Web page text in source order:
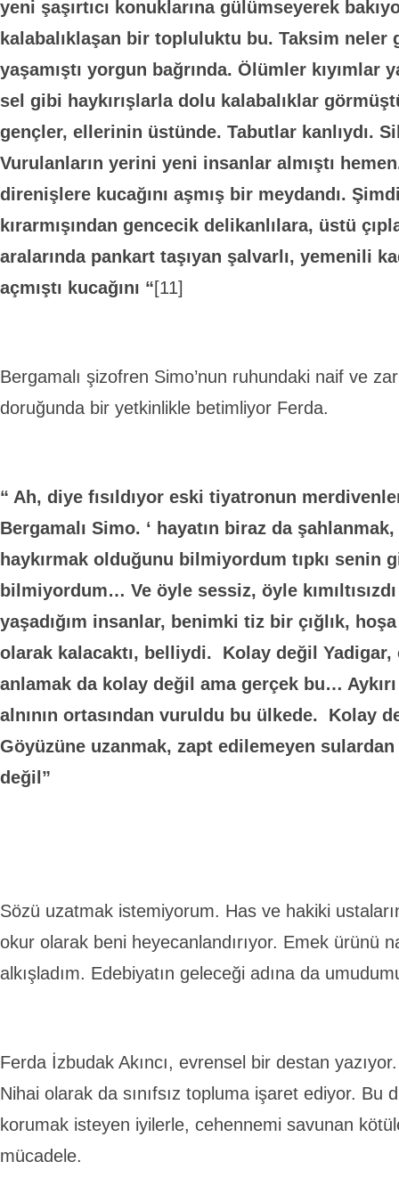
yeni şaşırtıcı konuklarına gülümseyerek
kalabalıklaşan bir topluluktu bu. Taksim neler
yaşamıştı yorgun bağrında. Ölümler kıyımlar
sel gibi haykırışlarla dolu kalabalıklar
gençler, ellerinin üstünde. Tabutlar kanlıydı.
Vurulanların yerini yeni insanlar almıştı
direnişlere kucağını aşmış bir meydandı.
kırarmışından gencecik delikanlılara, üstü
aralarında pankart taşıyan şalvarlı, yemenili
açmıştı kucağını “[11]
Bergamalı şizofren Simo’nun ruhundaki naif ve
doruğunda bir yetkinlikle betimliyor Ferda.
“ Ah, diye fısıldıyor eski tiyatronun
Bergamalı Simo. ‘ hayatın biraz da
haykırmak olduğunu bilmiyordum tıpkı senin
bilmiyordum… Ve öyle sessiz, öyle
yaşadığım insanlar, benimki tiz bir çığlık,
olarak kalacaktı, belliydi. Kolay değil Yadigar,
anlamak da kolay değil ama gerçek bu…
alnının ortasından vuruldu bu ülkede. Kolay
Göyüzüne uzanmak, zapt edilemeyen
değil”
Sözü uzatmak istemiyorum. Has ve hakiki
okur olarak beni heyecanlandırıyor. Emek ürünü
alkışladım. Edebiyatın geleceği adına da
Ferda İzbudak Akıncı, evrensel bir destan
Nihai olarak da sınıfsız topluma işaret ediyor. Bu
korumak isteyen iyilerle, cehennemi savunan
mücadele.